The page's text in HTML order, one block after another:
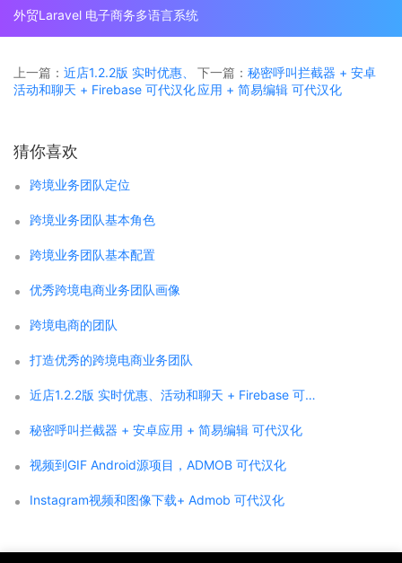
外贸Laravel 电子商务多语言系统
上一篇： 近店1.2.2版 实时优惠、
活动和聊天 + Firebase 可代汉化
下一篇： 秘密呼叫拦截器 + 安卓
应用 + 简易编辑 可代汉化
猜你喜欢
跨境业务团队定位
跨境业务团队基本角色
跨境业务团队基本配置
优秀跨境电商业务团队画像
跨境电商的团队
打造优秀的跨境电商业务团队
近店1.2.2版 实时优惠、活动和聊天 + Firebase 可代汉化
秘密呼叫拦截器 + 安卓应用 + 简易编辑 可代汉化
视频到GIF Android源项目，ADMOB 可代汉化
Instagram视频和图像下载+ Admob 可代汉化